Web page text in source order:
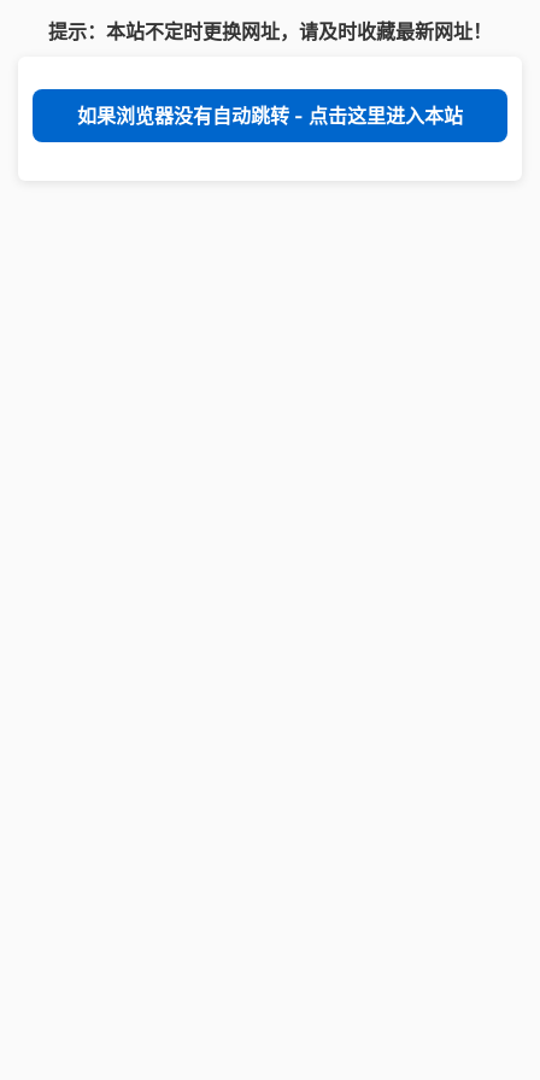
提示：本站不定时更换网址，请及时收藏最新网址！
如果浏览器没有自动跳转 - 点击这里进入本站